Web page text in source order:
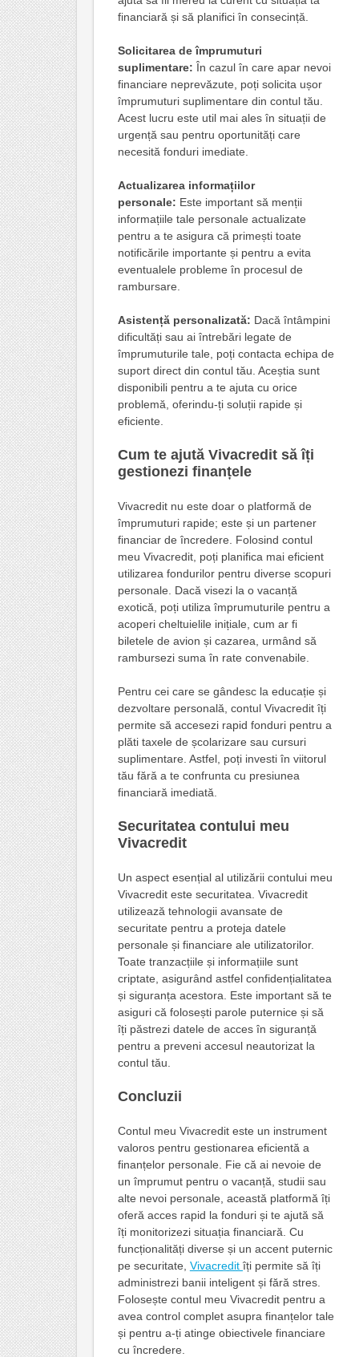
financiară și să planifici în consecință.
Solicitarea de împrumuturi
suplimentare: În cazul în care apar nevoi
financiare neprevăzute, poți solicita ușor
împrumuturi suplimentare din contul tău.
Acest lucru este util mai ales în situații de
urgență sau pentru oportunități care
necesită fonduri imediate.
Actualizarea informațiilor
personale: Este important să menții
informațiile tale personale actualizate
pentru a te asigura că primești toate
notificările importante și pentru a evita
eventualele probleme în procesul de
rambursare.
Asistență personalizată: Dacă întâmpini
dificultăți sau ai întrebări legate de
împrumuturile tale, poți contacta echipa de
suport direct din contul tău. Aceștia sunt
disponibili pentru a te ajuta cu orice
problemă, oferindu-ți soluții rapide și
eficiente.
Cum te ajută Vivacredit să îți
gestionezi finanțele
Vivacredit nu este doar o platformă de
împrumuturi rapide; este și un partener
financiar de încredere. Folosind contul
meu Vivacredit, poți planifica mai eficient
utilizarea fondurilor pentru diverse scopuri
personale. Dacă visezi la o vacanță
exotică, poți utiliza împrumuturile pentru a
acoperi cheltuielile inițiale, cum ar fi
biletele de avion și cazarea, urmând să
rambursezi suma în rate convenabile.
Pentru cei care se gândesc la educație și
dezvoltare personală, contul Vivacredit îți
permite să accesezi rapid fonduri pentru a
plăti taxele de școlarizare sau cursuri
suplimentare. Astfel, poți investi în viitorul
tău fără a te confrunta cu presiunea
financiară imediată.
Securitatea contului meu
Vivacredit
Un aspect esențial al utilizării contului meu
Vivacredit este securitatea. Vivacredit
utilizează tehnologii avansate de
securitate pentru a proteja datele
personale și financiare ale utilizatorilor.
Toate tranzacțiile și informațiile sunt
criptate, asigurând astfel confidențialitatea
și siguranța acestora. Este important să te
asiguri că folosești parole puternice și să
îți păstrezi datele de acces în siguranță
pentru a preveni accesul neautorizat la
contul tău.
Concluzii
Contul meu Vivacredit este un instrument
valoros pentru gestionarea eficientă a
finanțelor personale. Fie că ai nevoie de
un împrumut pentru o vacanță, studii sau
alte nevoi personale, această platformă îți
oferă acces rapid la fonduri și te ajută să
îți monitorizezi situația financiară. Cu
funcționalități diverse și un accent puternic
pe securitate, Vivacredit îți permite să îți
administrezi banii inteligent și fără stres.
Folosește contul meu Vivacredit pentru a
avea control complet asupra finanțelor tale
și pentru a-ți atinge obiectivele financiare
cu încredere.